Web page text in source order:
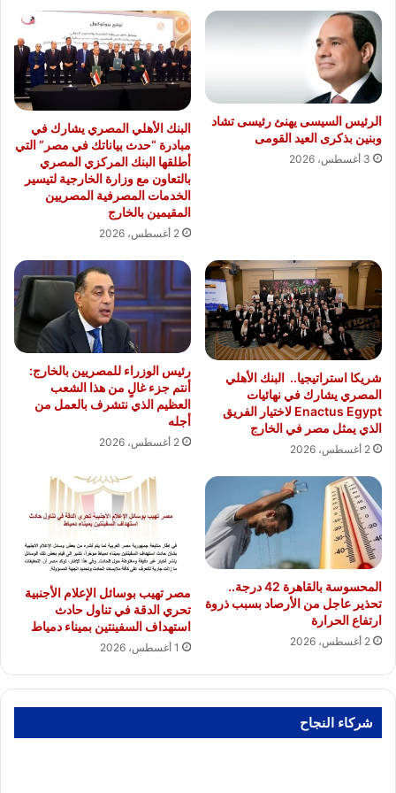
الرئيس السيسى يهنئ رئيسى تشاد
وبنين بذكرى العيد القومى
3 أغسطس، 2026
البنك الأهلي المصري يشارك في
مبادرة “حدث بياناتك في مصر” التي
أطلقها البنك المركزي المصري
بالتعاون مع وزارة الخارجية لتيسير
الخدمات المصرفية المصريين
المقيمين بالخارج
2 أغسطس، 2026
شريكا استراتيجيا.. البنك الأهلي
المصري يشارك في نهائيات
Enactus Egypt لاختيار الفريق
الذي يمثل مصر في الخارج
2 أغسطس، 2026
رئيس الوزراء للمصريين بالخارج:
أنتم جزء غالٍ من هذا الشعب
العظيم الذي نتشرف بالعمل من
أجله
2 أغسطس، 2026
المحسوسة بالقاهرة 42 درجة..
تحذير عاجل من الأرصاد بسبب ذروة
ارتفاع الحرارة
2 أغسطس، 2026
مصر تهيب بوسائل الإعلام الأجنبية
تحري الدقة في تناول حادث
استهداف السفينتين بميناء دمياط
1 أغسطس، 2026
شركاء النجاح